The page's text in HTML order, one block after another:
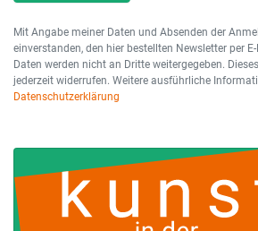
Mit Angabe meiner Daten und Absenden der
einverstanden, den hier bestellten Newsletter per
Daten werden nicht an Dritte weitergegeben.
jederzeit widerrufen. Weitere ausführliche
Datenschutzerklärung